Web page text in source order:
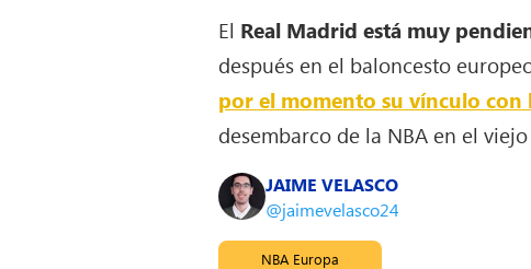
El Real Madrid está muy
después en el baloncesto
por el momento su vínculo con
desembarco de la NBA en el
JAIME VELASCO
@jaimevelasco24
NBA Europa